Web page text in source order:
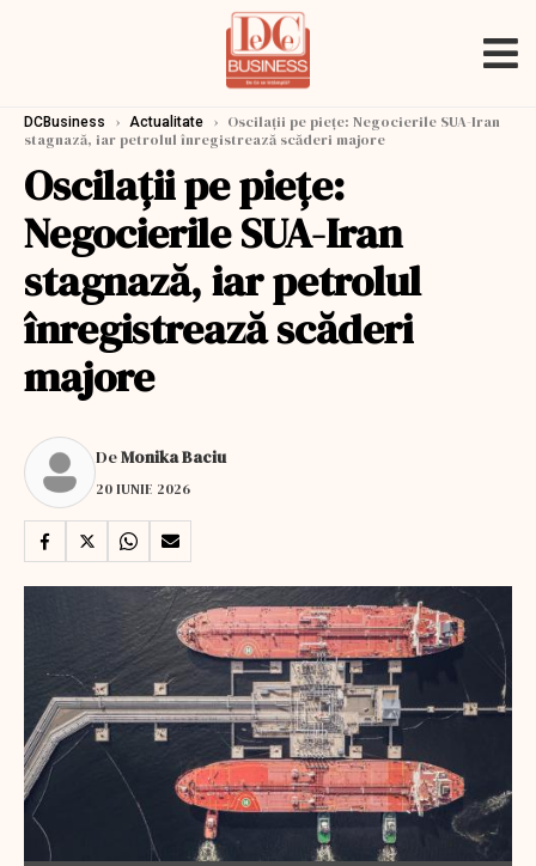
DCBusiness › Actualitate › Oscilații pe piețe: Negocierile SUA-Iran
stagnază, iar petrolul înregistrează scăderi majore
Oscilații pe piețe:
Negocierile SUA-Iran
stagnază, iar petrolul
înregistrează scăderi
majore
DeMonika Baciu
20 IUNIE 2026